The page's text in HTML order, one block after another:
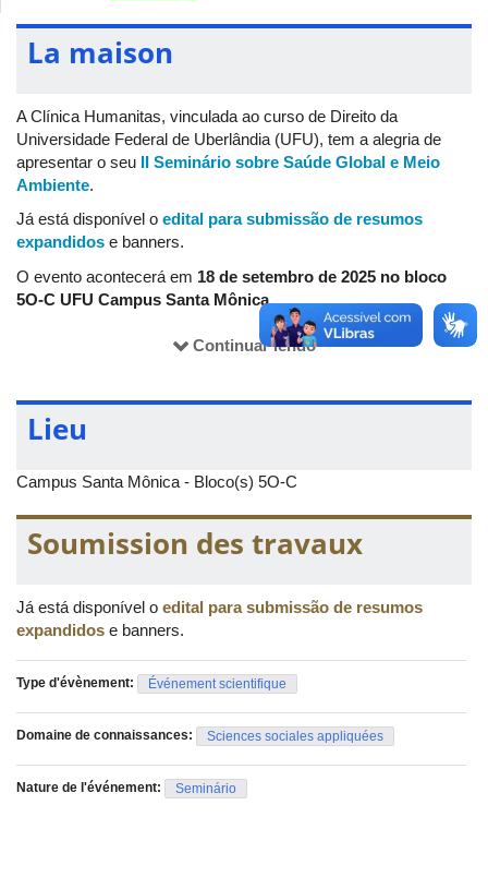
La maison
A Clínica Humanitas, vinculada ao curso de Direito da
Universidade Federal de Uberlândia (UFU), tem a alegria de
apresentar o seu II Seminário sobre Saúde Global e Meio
Ambiente.
Já está disponível o edital para submissão de resumos
expandidos e banners.
O evento acontecerá em 18 de setembro de 2025 no bloco
5O-C UFU Campus Santa Mônica.
Fique ligado para mais informações sobre a programação,
palestrantes e como participar!
Continuar lendo
Lieu
Campus Santa Mônica - Bloco(s) 5O-C
Soumission des travaux
Já está disponível o edital para submissão de resumos
expandidos e banners.
Type d'évènement: Événement scientifique
Domaine de connaissances: Sciences sociales appliquées
Nature de l'événement: Seminário